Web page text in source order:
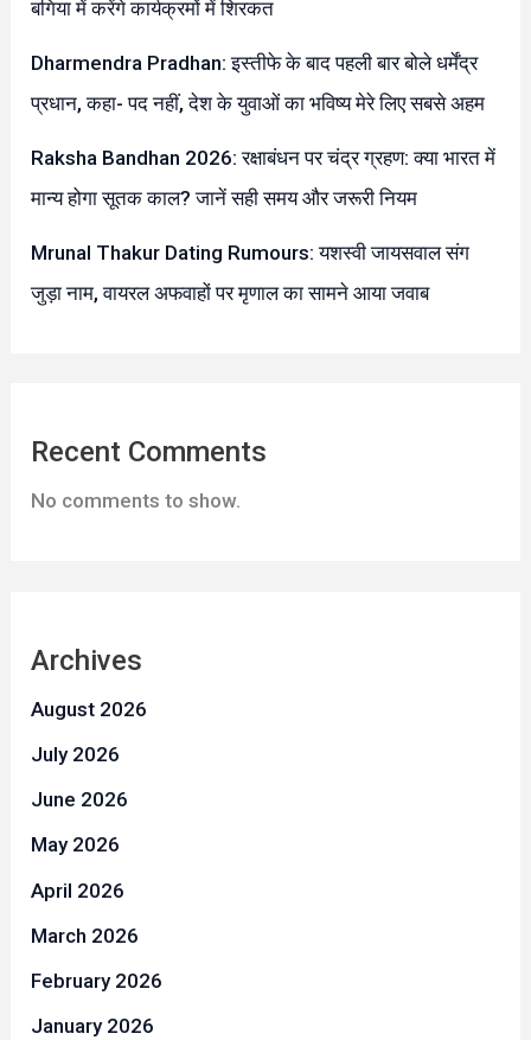
बगिया में करेंगे कार्यक्रमों में शिरकत
Dharmendra Pradhan: इस्तीफे के बाद पहली बार बोले धर्मेंद्र
प्रधान, कहा- पद नहीं, देश के युवाओं का भविष्य मेरे लिए सबसे अहम
Raksha Bandhan 2026: रक्षाबंधन पर चंद्र ग्रहण: क्या भारत में
मान्य होगा सूतक काल? जानें सही समय और जरूरी नियम
Mrunal Thakur Dating Rumours: यशस्वी जायसवाल संग
जुड़ा नाम, वायरल अफवाहों पर मृणाल का सामने आया जवाब
Recent Comments
No comments to show.
Archives
August 2026
July 2026
June 2026
May 2026
April 2026
March 2026
February 2026
January 2026